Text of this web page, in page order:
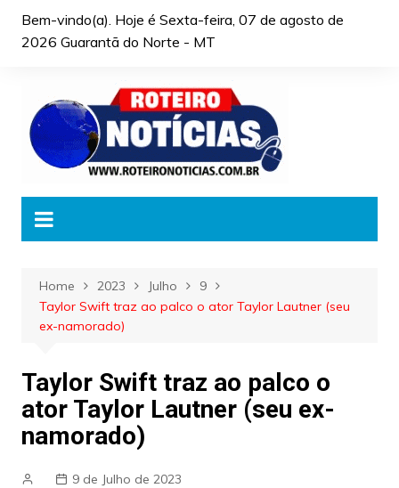
Bem-vindo(a). Hoje é Sexta-feira, 07 de agosto de
2026 Guarantã do Norte - MT
Home 2023 Julho
9
Taylor Swift traz ao palco o ator Taylor Lautner (seu
ex-namorado)
Taylor Swift traz ao palco o
ator Taylor Lautner (seu ex-
namorado)
9 de Julho de 2023